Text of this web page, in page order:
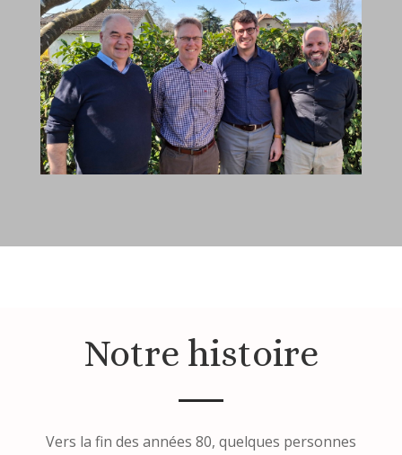
Notre histoire
Vers la fin des années 80, quelques personnes